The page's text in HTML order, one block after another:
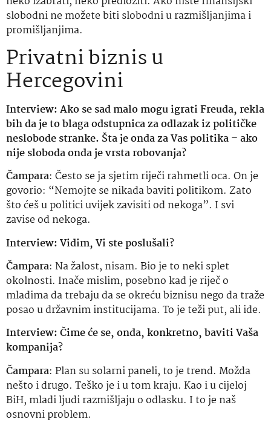
slobodni ne možete biti slobodni u razmišljanjima i
promišljanjima.
Privatni biznis u
Hercegovini
Interview: Ako se sad malo mogu igrati Freuda, rekla
bih da je to blaga odstupnica za odlazak iz političke
neslobode stranke. Šta je onda za Vas politika – ako
nije sloboda onda je vrsta robovanja?
Čampara: Često se ja sjetim riječi rahmetli oca. On je
govorio: “Nemojte se nikada baviti politikom. Zato
što ćeš u politici uvijek zavisiti od nekoga”. I svi
zavise od nekoga.
Interview: Vidim, Vi ste poslušali?
Čampara: Na žalost, nisam. Bio je to neki splet
okolnosti. Inače mislim, posebno kad je riječ o
mladima da trebaju da se okreću biznisu nego da traže
posao u državnim institucijama. To je teži put, ali ide.
Interview: Čime će se, onda, konkretno, baviti Vaša
kompanija?
Čampara: Plan su solarni paneli, to je trend. Možda
nešto i drugo. Teško je i u tom kraju. Kao i u cijeloj
BiH, mladi ljudi razmišljaju o odlasku. I to je naš
osnovni problem.